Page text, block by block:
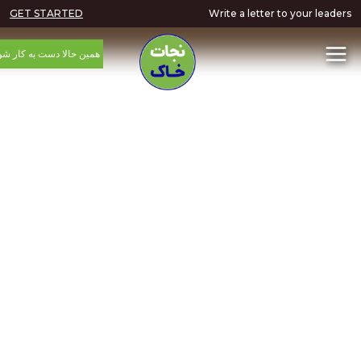
Write a letter to your
GET STARTED
همین حالا دست به کار شوید